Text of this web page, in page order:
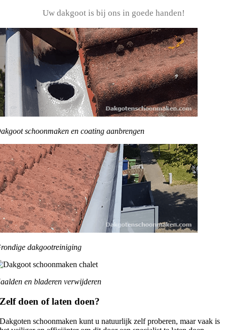
Uw dakgoot is bij ons in goede handen!
schoonmaken en coating aanbrengen
dakgootreiniging
en bladeren verwijderen
Zelf doen of laten doen?
Dakgoten schoonmaken kunt u natuurlijk zelf proberen, maar vaak is